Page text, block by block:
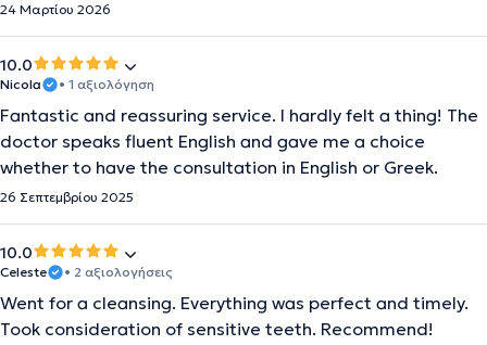
24 Μαρτίου 2026
10.0
Nicola • 1 αξιολόγηση
Fantastic and reassuring service. I hardly felt a thing! The
doctor speaks fluent English and gave me a choice
whether to have the consultation in English or Greek.
26 Σεπτεμβρίου 2025
10.0
Celeste • 2 αξιολογήσεις
Went for a cleansing. Everything was perfect and timely.
Took consideration of sensitive teeth. Recommend!